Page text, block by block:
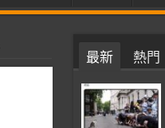
最新 熱門